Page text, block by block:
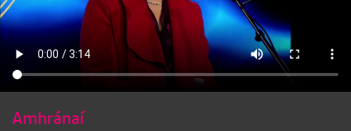
Amhránaí